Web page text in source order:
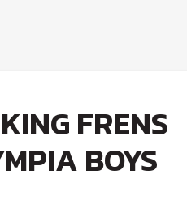
FRENS
BOYS